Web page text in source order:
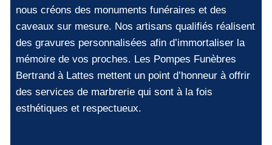
nous créons des monuments funéraires et des
caveaux sur mesure. Nos artisans qualifiés réalisent
des gravures personnalisées afin d’immortaliser la
mémoire de vos proches. Les Pompes Funèbres
Bertrand à Lattes mettent un point d’honneur à offrir
des services de marbrerie qui sont à la fois
esthétiques et respectueux.